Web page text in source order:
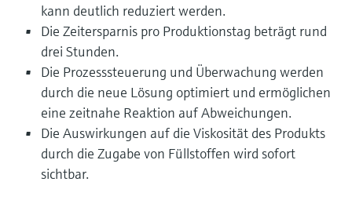
Memosens-Technologie
Alle ansehen
kann deutlich reduziert werden.
Die Zeitersparnis pro Produktionstag beträgt rund
drei Stunden.
Die Prozesssteuerung und Überwachung werden
durch die neue Lösung optimiert und ermöglichen
eine zeitnahe Reaktion auf Abweichungen.
Die Auswirkungen auf die Viskosität des Produkts
durch die Zugabe von Füllstoffen wird sofort
sichtbar.